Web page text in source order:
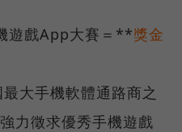
遊戲App大賽＝**獎金
大手機軟體通路商之
力徵求優秀手機遊戲